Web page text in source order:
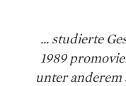
... studierte
1989
unter